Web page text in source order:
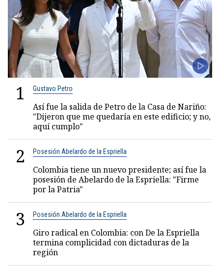
1 Gustavo Petro
Así fue la salida de Petro de la Casa de Nariño:
"Dijeron que me quedaría en este edificio; y no,
aquí cumplo"
2 Posesión Abelardo de la Espriella
Colombia tiene un nuevo presidente; así fue la
posesión de Abelardo de la Espriella: "Firme
por la Patria"
3 Posesión Abelardo de la Espriella
Giro radical en Colombia: con De la Espriella
termina complicidad con dictaduras de la
región